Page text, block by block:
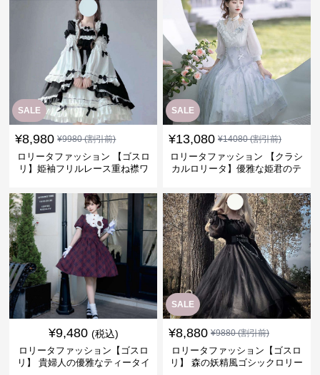
SALE
¥8,980 ¥9980(割引前)
ロリータファッション 【ゴスロ
リ】姫袖フリルレース重ね襟ワ
SALE
¥13,080 ¥14080(割引前)
ロリータファッション 【クラシ
カルロリータ】優雅な姫君のテ
¥9,480 (税込)
ロリータファッション【ゴスロ
リ】 貴婦人の優雅なティータイ
SALE
¥8,880 ¥9880(割引前)
ロリータファッション【ゴスロ
リ】 森の妖精風ゴシックロリー